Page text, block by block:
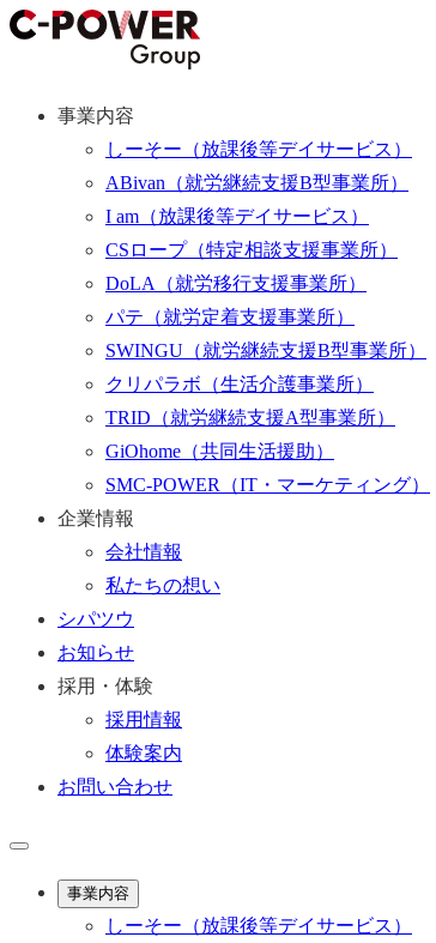
事業内容
しーそー （放課後等デイサービス）
ABivan （就労継続支援B型事業所）
I am （放課後等デイサービス）
CSロープ（特定相談支援事業所）
DoLA
（就労移行支援事業所）
パテ （就労定着支援事業所）
SWINGU （就労継続支援B型事業所）
クリパラボ （生活介護事業所）
TRID （就労継続支援A型事業所）
GiOhome （共同生活援助）
SMC-POWER
（IT・マーケティング）
企業情報
会社情報
私たちの想い
シパツウ
お知らせ
採用・体験
採用情報
体験案内
お問い合わせ
事業内容
しーそー （放課後等デイサービス）